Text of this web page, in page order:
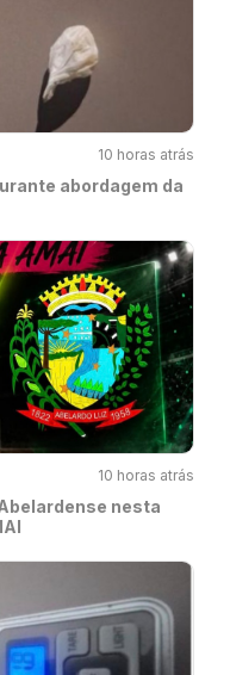
10 horas atrás
abordagem da
10 horas atrás
nesta